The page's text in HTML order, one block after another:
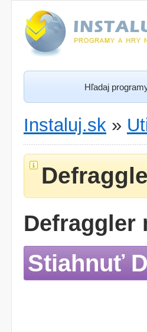
Hľadaj
Instaluj.sk »
Defraggler
Stiahnuť